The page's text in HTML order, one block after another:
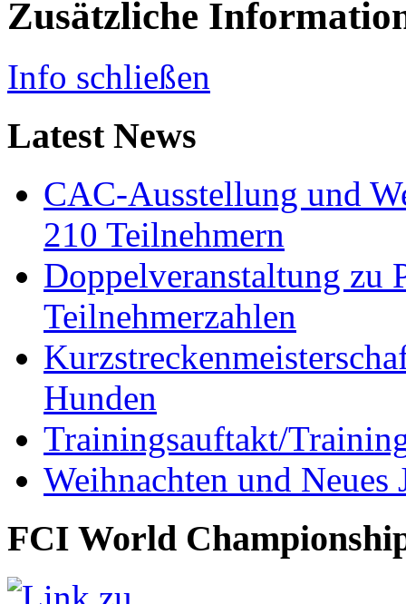
Zusätzliche
Info schließen
Latest News
CAC-Ausstellung und
210 Teilnehmern
Doppelveranstaltung zu
Teilnehmerzahlen
Hunden
Trainingsauftakt/
Weihnachten und Neues
FCI World